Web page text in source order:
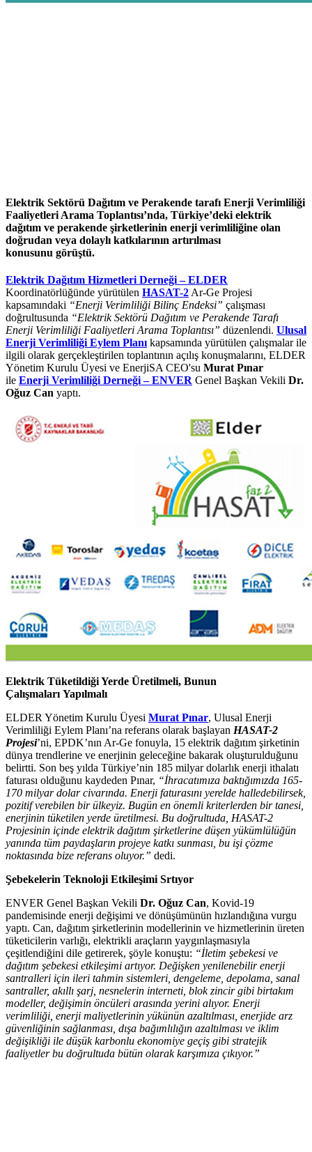
Elektrik Sektörü Dağıtım ve Perakende tarafı Enerji Verimliliği
Faaliyetleri Arama Toplantısı’nda, Türkiye’deki elektrik
dağıtım ve perakende şirketlerinin enerji verimliliğine olan
doğrudan veya dolaylı katkılarının artırılması
konusunu görüştü.
Elektrik Dağıtım Hizmetleri Derneği – ELDER
Koordinatörlüğünde yürütülen HASAT-2 Ar-Ge Projesi
kapsamındaki “Enerji Verimliliği Bilinç Endeksi” çalışması
doğrultusunda “Elektrik Sektörü Dağıtım ve Perakende Tarafı
Enerji Verimliliği Faaliyetleri Arama Toplantısı” düzenlendi. Ulusal
Enerji Verimliliği Eylem Planı kapsamında yürütülen çalışmalar ile
ilgili olarak gerçekleştirilen toplantının açılış konuşmalarını, ELDER
Yönetim Kurulu Üyesi ve EnerjiSA CEO'su Murat Pınar
ile Enerji Verimliliği Derneği – ENVER Genel Başkan Vekili Dr.
Oğuz Can yaptı.
Elektrik Tüketildiği Yerde Üretilmeli, Bunun
Çalışmaları Yapılmalı
ELDER Yönetim Kurulu Üyesi Murat Pınar, Ulusal Enerji
Verimliliği Eylem Planı’na referans olarak başlayan HASAT-2
Projesi’ni, EPDK’nın Ar-Ge fonuyla, 15 elektrik dağıtım şirketinin
dünya trendlerine ve enerjinin geleceğine bakarak oluşturulduğunu
belirtti. Son beş yılda Türkiye’nin 185 milyar dolarlık enerji ithalatı
faturası olduğunu kaydeden Pınar, “İhracatımıza baktığımızda 165-
170 milyar dolar civarında. Enerji faturasını yerelde halledebilirsek,
pozitif verebilen bir ülkeyiz. Bugün en önemli kriterlerden bir tanesi,
enerjinin tüketilen yerde üretilmesi. Bu doğrultuda, HASAT-2
Projesinin içinde elektrik dağıtım şirketlerine düşen yükümlülüğün
yanında tüm paydaşların projeye katkı sunması, bu işi çözme
noktasında bize referans oluyor.” dedi.
Şebekelerin Teknoloji Etkileşimi Srtıyor
ENVER Genel Başkan Vekili Dr. Oğuz Can, Kovid-19
pandemisinde enerji değişimi ve dönüşümünün hızlandığına vurgu
yaptı. Can, dağıtım şirketlerinin modellerinin ve hizmetlerinin üreten
tüketicilerin varlığı, elektrikli araçların yaygınlaşmasıyla
çeşitlendiğini dile getirerek, şöyle konuştu: “İletim şebekesi ve
dağıtım şebekesi etkileşimi artıyor. Değişken yenilenebilir enerji
santralleri için ileri tahmin sistemleri, dengeleme, depolama, sanal
santraller, akıllı şarj, nesnelerin interneti, blok zincir gibi birtakım
modeller, değişimin öncüleri arasında yerini alıyor. Enerji
verimliliği, enerji maliyetlerinin yükünün azaltılması, enerjide arz
güvenliğinin sağlanması, dışa bağımlılığın azaltılması ve iklim
değişikliği ile düşük karbonlu ekonomiye geçiş gibi stratejik
faaliyetler bu doğrultuda bütün olarak karşımıza çıkıyor.”